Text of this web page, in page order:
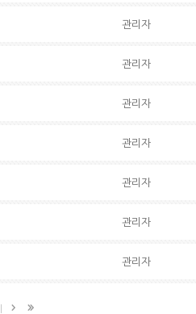
관리자
관리자
관리자
관리자
관리자
관리자
관리자